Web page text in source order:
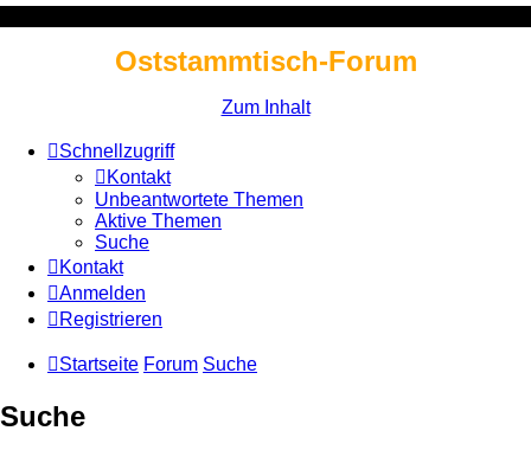
Oststammtisch-Forum
Zum Inhalt
Schnellzugriff
Kontakt
Unbeantwortete Themen
Aktive Themen
Suche
Kontakt
Anmelden
Registrieren
Startseite Forum Suche
Suche